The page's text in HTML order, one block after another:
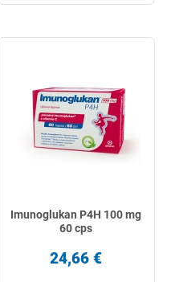
Imunoglukan P4H 100 mg
60 cps
24,66 €